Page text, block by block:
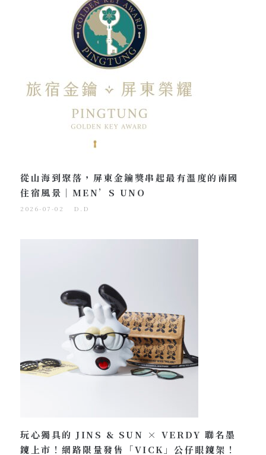
從山海到聚落，屏東金鑰獎串起最有溫度的南國
住宿風景｜MEN’S UNO
2026-07-02 D.D
玩心獨具的 JINS & SUN × VERDY 聯名墨
鏡上市！網路限量發售「VICK」公仔眼鏡架！